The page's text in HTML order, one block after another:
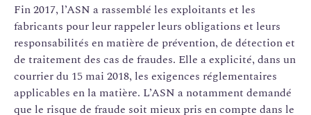
Fin 2017, l’ASN a rassemblé les exploitants et les
fabricants pour leur rappeler leurs obligations et leurs
responsabilités en matière de prévention, de détection et
de traitement des cas de fraudes. Elle a explicité, dans un
courrier du 15 mai 2018, les exigences réglementaires
applicables en la matière. L’ASN a notamment demandé
que le risque de fraude soit mieux pris en compte dans le